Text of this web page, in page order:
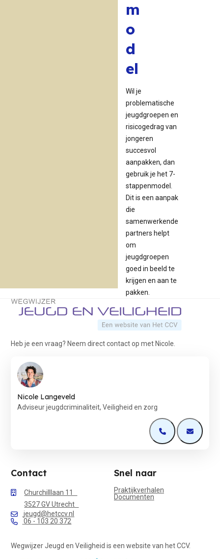
m
o
d
el
Wil je
problematische
jeugdgroepen en
risicogedrag van
jongeren
succesvol
aanpakken, dan
gebruik je het 7-
stappenmodel.
Dit is een aanpak
die
samenwerkende
partners helpt
om
jeugdgroepen
goed in beeld te
krijgen en aan te
pakken.
Terug naar de startpagina
Heb je een vraag? Neem direct contact op met Nicole.
Nicole Langeveld
Adviseur jeugdcriminaliteit, Veiligheid en zorg
Open deOpen de
Contact
Churchilllaan 11
3527 GV Utrecht
jeugd@hetccv.nl
06 - 103 20 372
Snel naar
Praktijkverhalen
Documenten
Wegwijzer Jeugd en Veiligheid is een website van het CCV.